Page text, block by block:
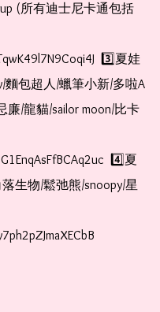
(所有迪士尼卡通包括
3️⃣夏娃
麵包超人/蠟筆小新/多啦A
廉/龍貓/sailor moon/比卡
4️⃣夏
生物/鬆弛熊/snoopy/星